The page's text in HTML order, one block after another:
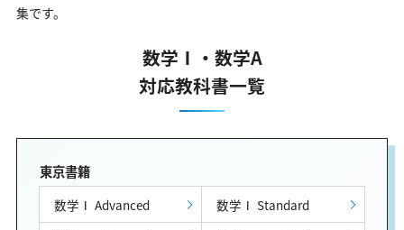
集です。
数学Ⅰ・数学A
対応教科書一覧
東京書籍
数学Ⅰ Advanced
数学Ⅰ Standard